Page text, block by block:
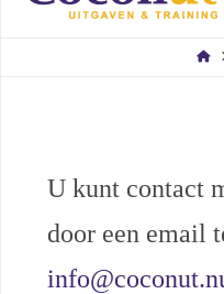
U kunt contact
door een email